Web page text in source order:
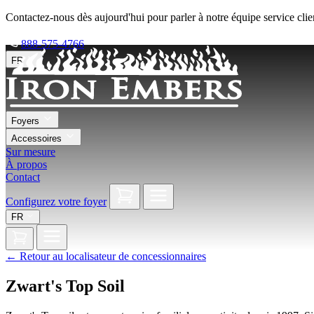
Contactez-nous dès aujourd'hui pour parler à notre équipe service
888-575-4766
FR
Foyers
Accessoires
Sur mesure
À propos
Contact
Configurez votre foyer
FR
← Retour au localisateur de concessionnaires
Zwart's Top Soil